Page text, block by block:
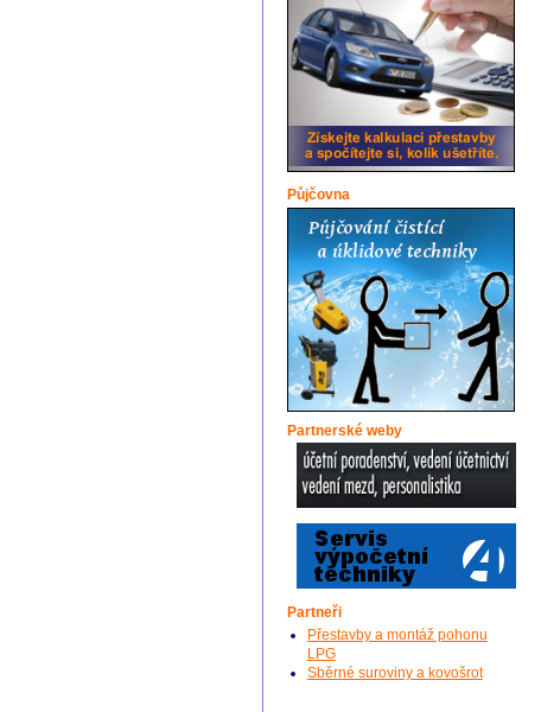
Půjčovna
Partnerské weby
Partneři
Přestavby a montáž pohonu
LPG
Sběrné suroviny a kovošrot